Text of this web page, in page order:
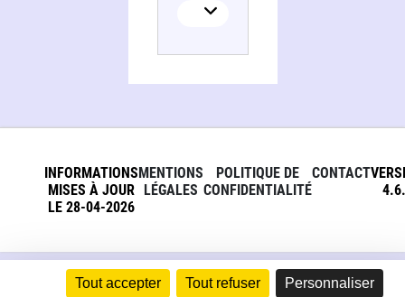
Tout accepter Tout refuser Personnaliser
INFORMATIONS
MISES À JOUR
LE 28-04-2026
MENTIONS
LÉGALES
POLITIQUE DE
CONFIDENTIALITÉ
CONTACT